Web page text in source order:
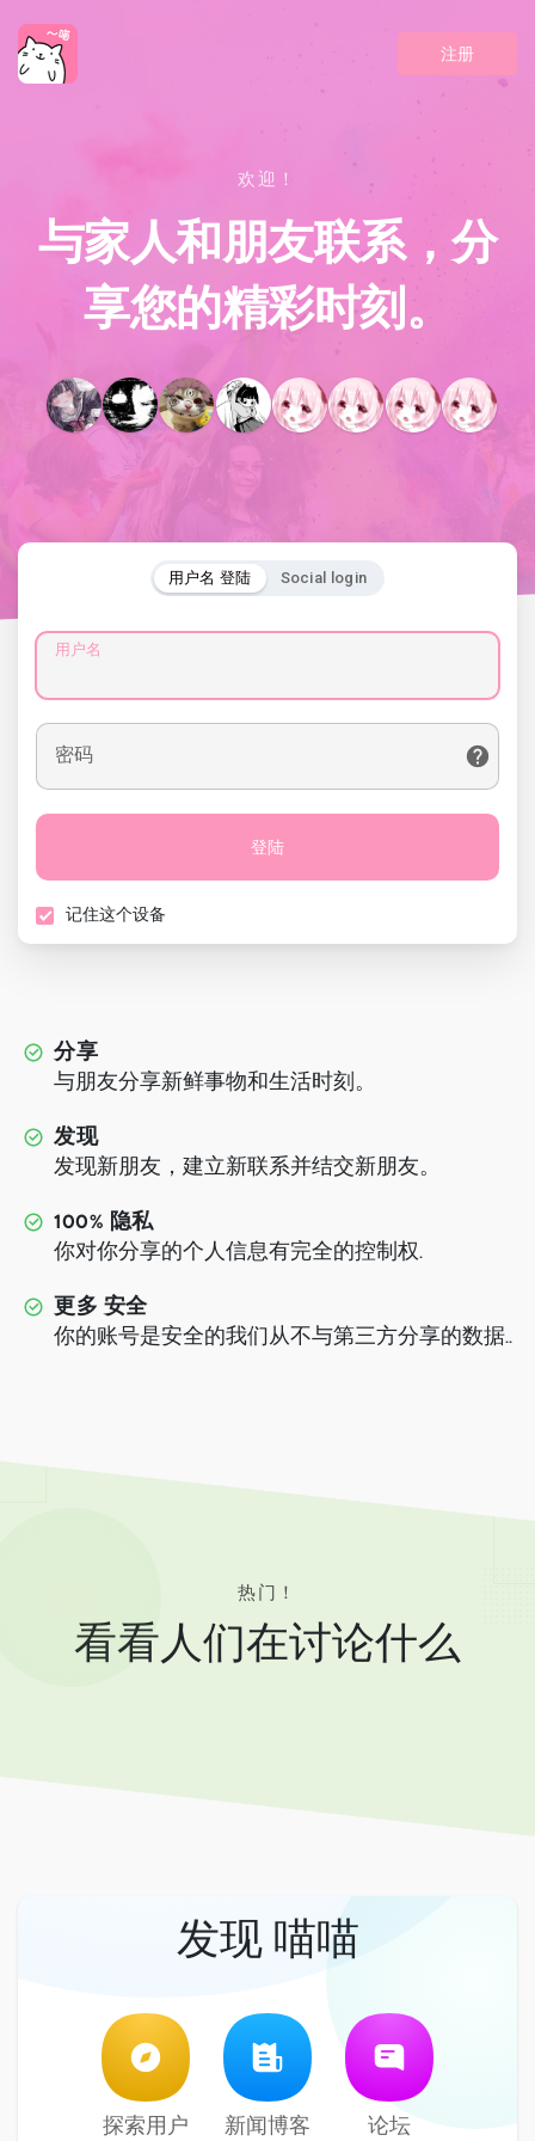
注册
欢迎！
与家人和朋友联系，分
享您的精彩时刻。
用户名 登陆 Social login
用户名
密码
登陆
记住这个设备
分享
与朋友分享新鲜事物和生活时刻。
发现
发现新朋友，建立新联系并结交新朋友。
100% 隐私
你对你分享的个人信息有完全的控制权.
更多 安全
你的账号是安全的我们从不与第三方分享的数据..
热门！
看看人们在讨论什么
发现 喵喵
探索用户 新闻博客 论坛